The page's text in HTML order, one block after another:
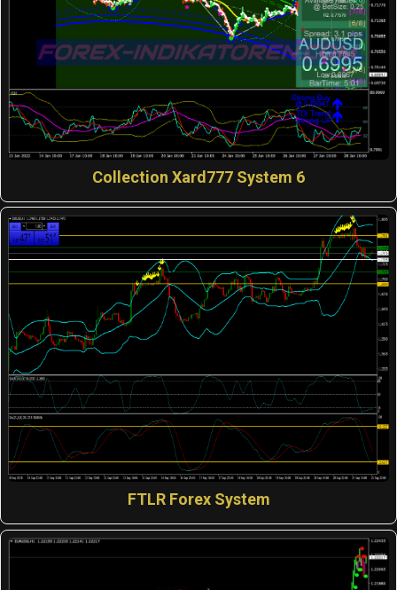
Collection Xard777 System 6
FTLR Forex System